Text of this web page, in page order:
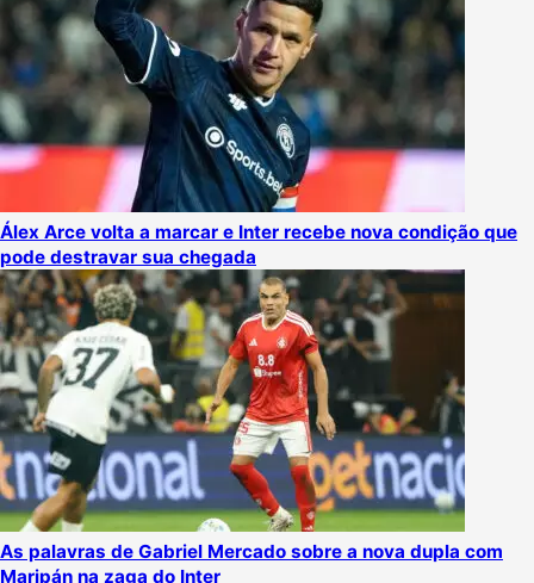
Álex Arce volta a marcar e Inter recebe nova condição que
pode destravar sua chegada
As palavras de Gabriel Mercado sobre a nova dupla com
Maripán na zaga do Inter